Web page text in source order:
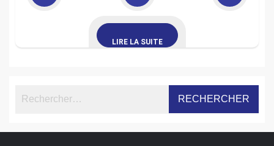
LIRE LA SUITE